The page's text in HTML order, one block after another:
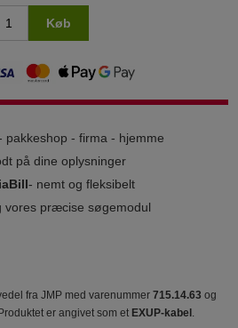
Køb
pakkeshop - firma - hjemme
på dine oplysninger
- nemt og fleksibelt
vores præcise søgemodul
fra JMP med varenummer 715.14.63 og
Produktet er angivet som et EXUP-kabel